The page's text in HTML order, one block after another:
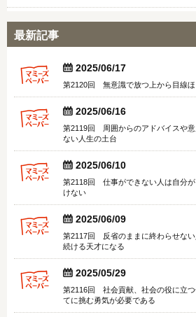
最新記事
  2025/06/17
第2120回 無意識で放つ上から目線
  2025/06/16
第2119回 周囲からのアドバイスや意
ない人生の土台
  2025/06/10
第2118回 仕事ができない人は自分
けない
  2025/06/09
第2117回 反省のままに終わらせない
続ける天才になる
  2025/05/29
第2116回 社会貢献、社会の役に立
てに挑む勇気が必要である